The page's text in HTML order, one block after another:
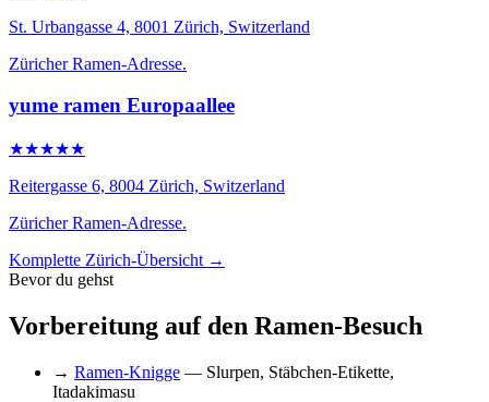
St. Urbangasse 4, 8001 Zürich, Switzerland
Züricher Ramen-Adresse.
yume ramen Europaallee
★★★★★
Reitergasse 6, 8004 Zürich, Switzerland
Züricher Ramen-Adresse.
Komplette Zürich-Übersicht →
Bevor du gehst
Vorbereitung auf den Ramen-Besuch
→ Ramen-Knigge — Slurpen, Stäbchen-Etikette,
Itadakimasu